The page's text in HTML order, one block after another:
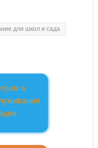
для школ и сада